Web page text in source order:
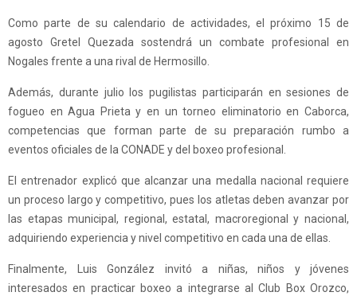
Como parte de su calendario de actividades, el próximo 15 de
agosto Gretel Quezada sostendrá un combate profesional en
Nogales frente a una rival de Hermosillo.
Además, durante julio los pugilistas participarán en sesiones de
fogueo en Agua Prieta y en un torneo eliminatorio en Caborca,
competencias que forman parte de su preparación rumbo a
eventos oficiales de la CONADE y del boxeo profesional.
El entrenador explicó que alcanzar una medalla nacional requiere
un proceso largo y competitivo, pues los atletas deben avanzar por
las etapas municipal, regional, estatal, macroregional y nacional,
adquiriendo experiencia y nivel competitivo en cada una de ellas.
Finalmente, Luis González invitó a niñas, niños y jóvenes
interesados en practicar boxeo a integrarse al Club Box Orozco,